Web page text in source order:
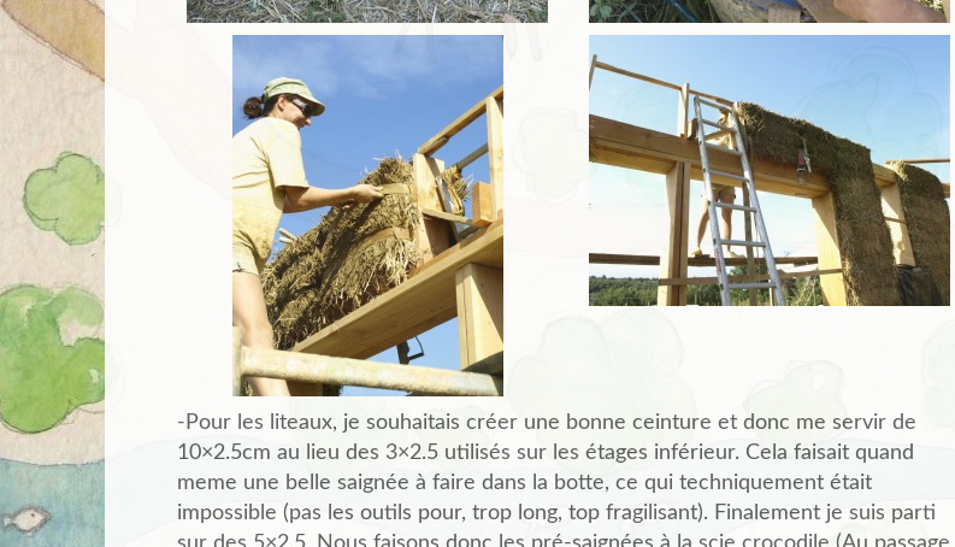
-Pour les liteaux, je souhaitais créer une bonne ceinture et donc me servir de
10×2.5cm au lieu des 3×2.5 utilisés sur les étages inférieur. Cela faisait quand
meme une belle saignée à faire dans la botte, ce qui techniquement était
impossible (pas les outils pour, trop long, top fragilisant). Finalement je suis parti